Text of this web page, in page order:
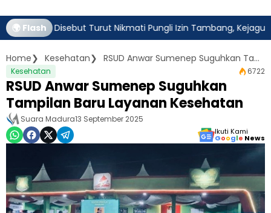
🌍 Flash
Disebut Turut Nikmati Pungli Izin Tambang, Kejagung Harus
Home Kesehatan RSUD Anwar Sumenep Suguhkan Tampilan Baru Layanan Kesehatan
Kesehatan 6722
RSUD Anwar Sumenep Suguhkan
Tampilan Baru Layanan Kesehatan
Suara Madura13 September 2025
Ikuti Kami
Google News